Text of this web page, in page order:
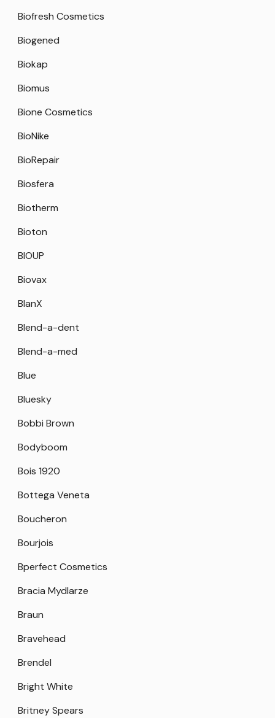
Biofresh Cosmetics
Biogened
Biokap
Biomus
Bione Cosmetics
BioNike
BioRepair
Biosfera
Biotherm
Bioton
BIOUP
Biovax
BlanX
Blend-a-dent
Blend-a-med
Blue
Bluesky
Bobbi Brown
Bodyboom
Bois 1920
Bottega Veneta
Boucheron
Bourjois
Bperfect Cosmetics
Bracia Mydlarze
Braun
Bravehead
Brendel
Bright White
Britney Spears